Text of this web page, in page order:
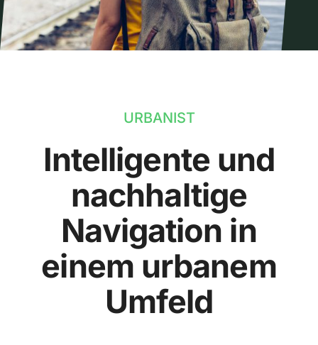
URBANIST
Intelligente und
nachhaltige
Navigation in
einem urbanem
Umfeld